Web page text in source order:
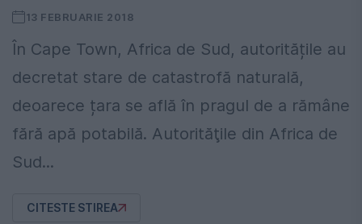
13 FEBRUARIE 2018
În Cape Town, Africa de Sud, autoritățile au
decretat stare de catastrofă naturală,
deoarece țara se află în pragul de a rămâne
fără apă potabilă. Autorităţile din Africa de
Sud...
CITESTE STIREA